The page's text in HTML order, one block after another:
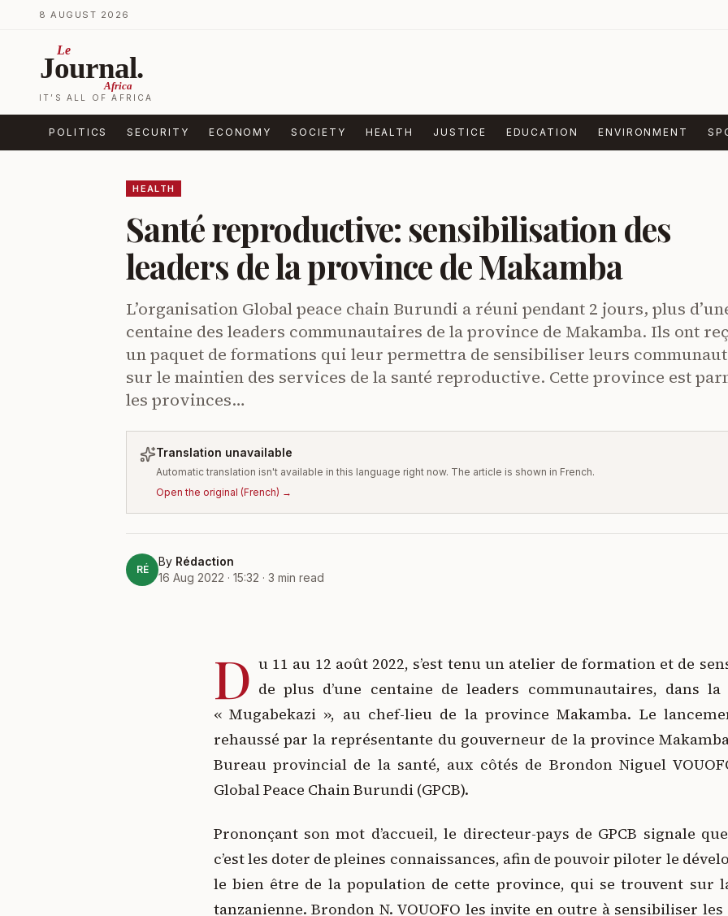
Skip to content
8 AUGUST 2026
Le
Journal.
Africa
IT’S ALL OF AFRICA
POLITICS SECURITY ECONOMY SOCIETY HEALTH JUSTICE EDUCATION ENVIRONMENT
HEALTH
Santé reproductive: sensibilisation des
leaders de la province de Makamba
L’organisation Global peace chain Burundi a réuni pendant 2 jours, plus
centaine des leaders communautaires de la province de Makamba. Ils ont
un paquet de formations qui leur permettra de sensibiliser leurs
sur le maintien des services de la santé reproductive. Cette province est
les provinces…
Translation unavailable
Automatic translation isn't available in this language right now. The article is shown in French.
Open the original (French) →
RÉ
By Rédaction
16 Aug 2022 · 15:32 ·3 min read
D u 11 au 12 août 2022, s’est tenu un atelier de formation et de
de plus d’une centaine de leaders communautaires, dans
« Mugabekazi », au chef-lieu de la province Makamba. Le
rehaussé par la représentante du gouverneur de la province
Bureau provincial de la santé, aux côtés de Brondon Niguel
Global Peace Chain Burundi (GPCB).
Prononçant son mot d’accueil, le directeur-pays de GPCB signale
c’est les doter de pleines connaissances, afin de pouvoir piloter le
le bien être de la population de cette province, qui se trouvent sur
tanzanienne. Brondon N. VOUOFO les invite en outre à sensibiliser